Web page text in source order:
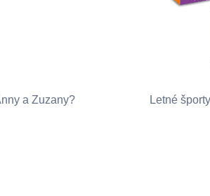
a Zuzany? Letné